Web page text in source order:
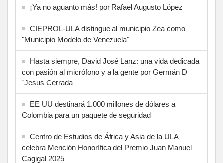
¡Ya no aguanto más! por Rafael Augusto López
CIEPROL-ULA distingue al municipio Zea como
"Municipio Modelo de Venezuela"
Hasta siempre, David José Lanz: una vida dedicada
con pasión al micrófono y a la gente por Germán D
´Jesus Cerrada
EE UU destinará 1.000 millones de dólares a
Colombia para un paquete de seguridad
Centro de Estudios de África y Asia de la ULA
celebra Mención Honorífica del Premio Juan Manuel
Cagigal 2025